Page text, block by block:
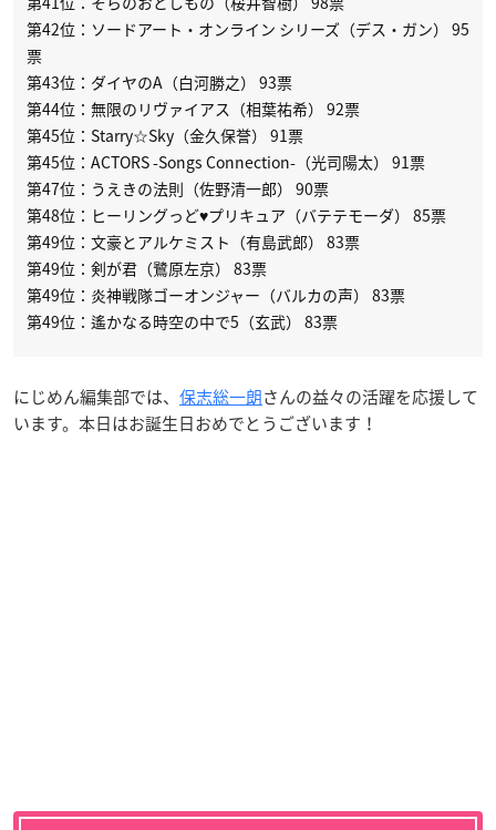
第42位：ソードアート・オンライン シリーズ（デス・ガン） 95
票
第43位：ダイヤのA（白河勝之） 93票
第44位：無限のリヴァイアス（相葉祐希） 92票
第45位：Starry☆Sky（金久保誉） 91票
第45位：ACTORS -Songs Connection-（光司陽太） 91票
第47位：うえきの法則（佐野清一郎） 90票
第48位：ヒーリングっど♥プリキュア（バテテモーダ） 85票
第49位：文豪とアルケミスト（有島武郎） 83票
第49位：剣が君（鷺原左京） 83票
第49位：炎神戦隊ゴーオンジャー（バルカの声） 83票
第49位：遙かなる時空の中で5（玄武） 83票
にじめん編集部では、 保志総一朗さんの益々の活躍を応援して
います。本日はお誕生日おめでとうございます！